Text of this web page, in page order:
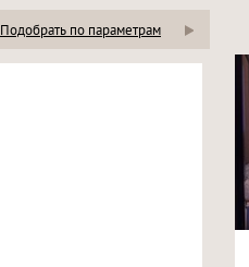
Подобрать по параметрам